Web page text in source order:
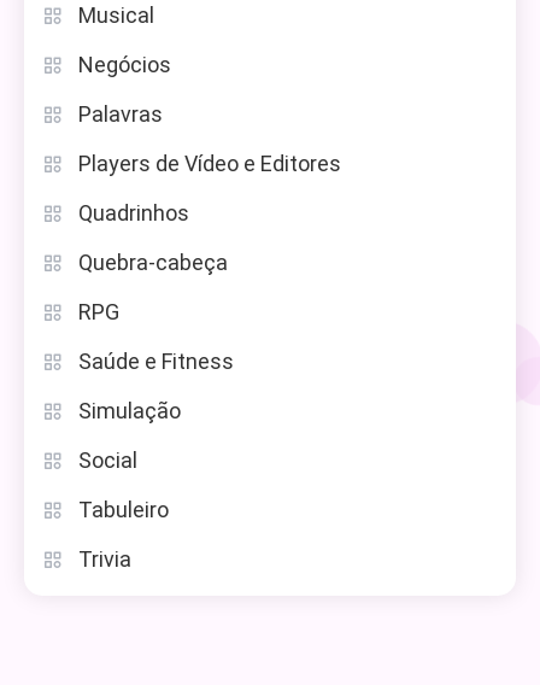
Musical
Negócios
Palavras
Players de Vídeo e Editores
Quadrinhos
Quebra-cabeça
RPG
Saúde e Fitness
Simulação
Social
Tabuleiro
Trivia